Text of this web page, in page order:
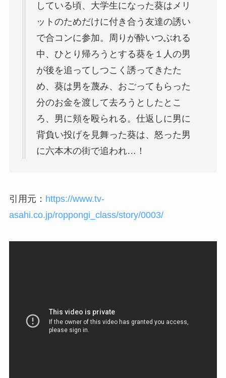
している頃、大学生になった葵はメリ
ットのためだけに付き合う友達の誘い
で合コンに参加。周りが酔いつぶれる
中、ひとり帰ろうとする葵を１人の男
が後を追ってしつこく誘ってきたた
め、葵は男を蔑み、おごってもらった
分のお金を渡して去ろうとしたとこ
ろ、男に頬を殴られる。仕返しに男に
背負い投げを見舞った葵は、怒った男
に六本木の街で追われ…！
引用元： https://www.tv-
asahi.co.jp/roppongi_class/story/0003/